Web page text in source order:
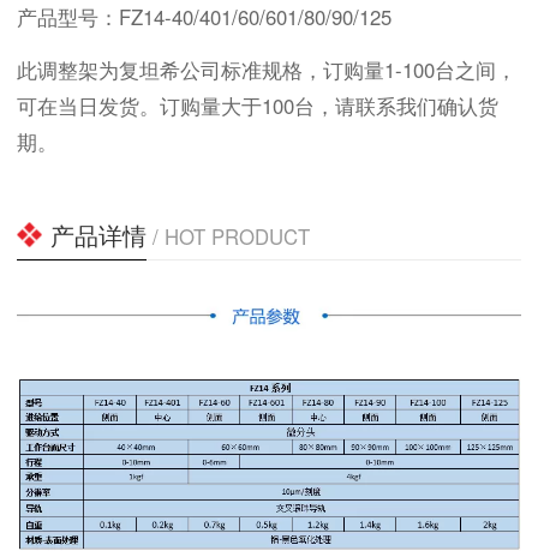
产品型号：FZ14-40/401/60/601/80/90/125
此调整架为复坦希公司标准规格，订购量1-100台之间，
可在当日发货。订购量大于100台，请联系我们确认货
期。
产品详情 / HOT PRODUCT